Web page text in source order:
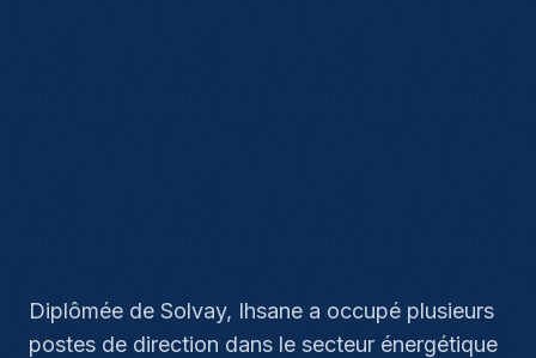
Diplômée de Solvay, Ihsane a occupé plusieurs
postes de direction dans le secteur énergétique